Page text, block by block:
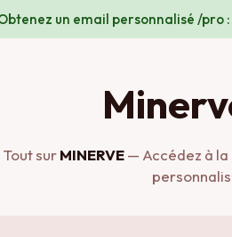
un email personnalisé /pro :
Tout surMINERVE— Accédez à la